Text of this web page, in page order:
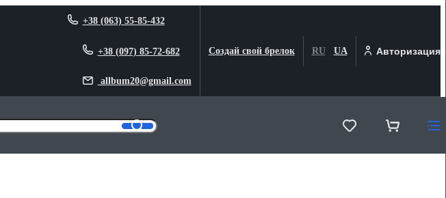
+38 (063) 55-85-432
+38 (097) 85-72-682
allbum20@gmail.com
Создай свой брелок RU UA Авторизация